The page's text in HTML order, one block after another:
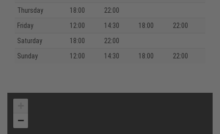
Thursday
18:00
22:00
Friday
12:00 14:30 18:00
22:00
Saturday
18:00
22:00
Sunday
12:00 14:30 18:00 22:00
−